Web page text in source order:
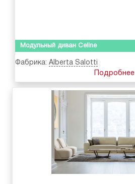
Модульный диван Celine
Фабрика: Alberta Salotti
Подробнее